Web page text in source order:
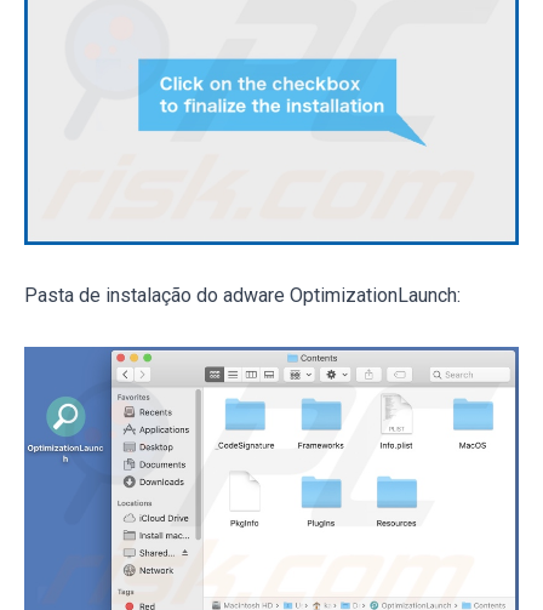
Pasta de instalação do adware OptimizationLaunch: